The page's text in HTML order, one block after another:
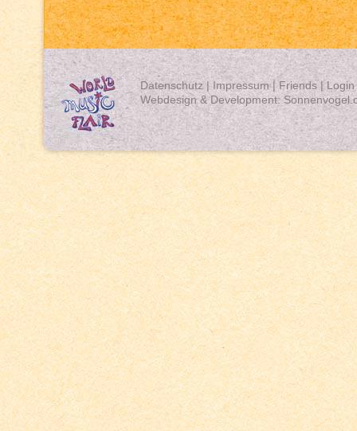
Datenschutz | Impressum|Friends|Login
Webdesign & Development: